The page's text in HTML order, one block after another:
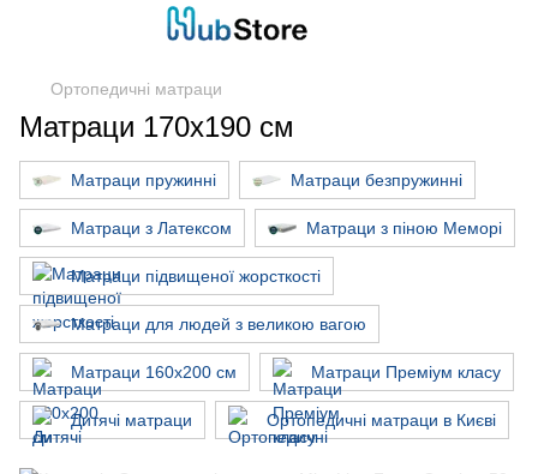
Ортопедичні матраци
Матраци 170х190 см
Матраци пружинні Матраци безпружинні
Матраци з Латексом Матраци з піною Меморі
Матраци підвищеної жорсткості
Матраци для людей з великою вагою
Матраци 160х200 см Матраци Преміум класу
Дитячі матраци Ортопедичні матраци в Києві